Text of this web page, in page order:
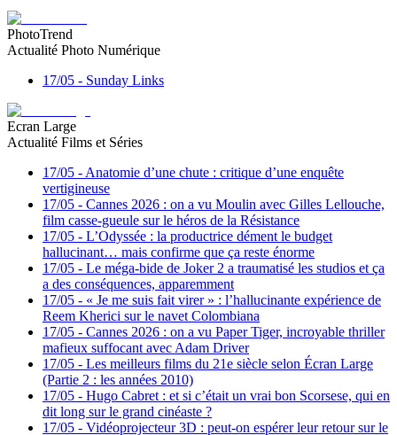
PhotoTrend
Actualité Photo Numérique
17/05 - Sunday Links
Ecran Large
Actualité Films et Séries
17/05 - Anatomie d’une chute : critique d’une enquête
vertigineuse
17/05 - Cannes 2026 : on a vu Moulin avec Gilles Lellouche,
film casse-gueule sur le héros de la Résistance
17/05 - L’Odyssée : la productrice dément le budget
hallucinant… mais confirme que ça reste énorme
17/05 - Le méga-bide de Joker 2 a traumatisé les studios et ça
a des conséquences, apparemment
17/05 - « Je me suis fait virer » : l’hallucinante expérience de
Reem Kherici sur le navet Colombiana
17/05 - Cannes 2026 : on a vu Paper Tiger, incroyable thriller
mafieux suffocant avec Adam Driver
17/05 - Les meilleurs films du 21e siècle selon Écran Large
(Partie 2 : les années 2010)
17/05 - Hugo Cabret : et si c’était un vrai bon Scorsese, qui en
dit long sur le grand cinéaste ?
17/05 - Vidéoprojecteur 3D : peut-on espérer leur retour sur le